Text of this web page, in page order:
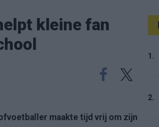
kleine fan
maakte tijd vrij om zijn
1.
2.